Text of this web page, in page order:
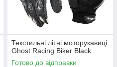
Текстильні літні моторукавиці
Ghost Racing Biker Black
Готово до відправки